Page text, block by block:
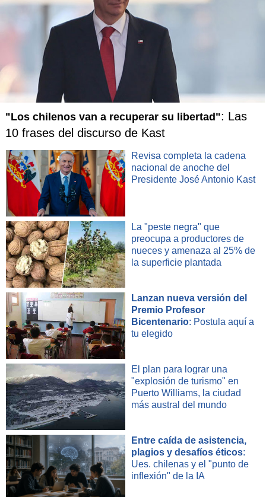
amigos para disfrutar de la música
y tratar de encontrar
algo de consuelo
en su vida que quedó al revés".
Esta escena no era necesaria, fue francamente grosera
y un ejemplo de cómo el público está aplastando el debido
proceso hoy, tratando de eliminarlo también en la sala del
tribunal", señaló además el portavoz, que no fue
identificado.
"Los chilenos van a recuperar su libertad": Las
10 frases del discurso de Kast
Revisa completa la cadena
nacional de anoche del
Presidente José Antonio Kast
La "peste negra" que
preocupa a productores de
nueces y amenaza al 25% de
la superficie plantada
Lanzan nueva versión del
Premio Profesor
Bicentenario: Postula aquí a
tu elegido
El plan para lograr una
"explosión de turismo" en
Puerto Williams, la ciudad
más austral del mundo
Entre caída de asistencia,
plagios y desafíos éticos:
Ues. chilenas y el "punto de
inflexión" de la IA